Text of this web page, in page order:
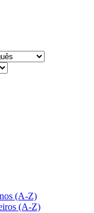
(A-Z)
(A-Z)